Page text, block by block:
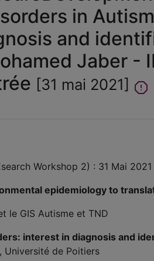
in
and
Jaber -
[31 mai 2021]
Workshop 2) : 31 Mai 2021
epidemiology to
le GIS Autisme et TND
interest in diagnosis and
Université de Poitiers